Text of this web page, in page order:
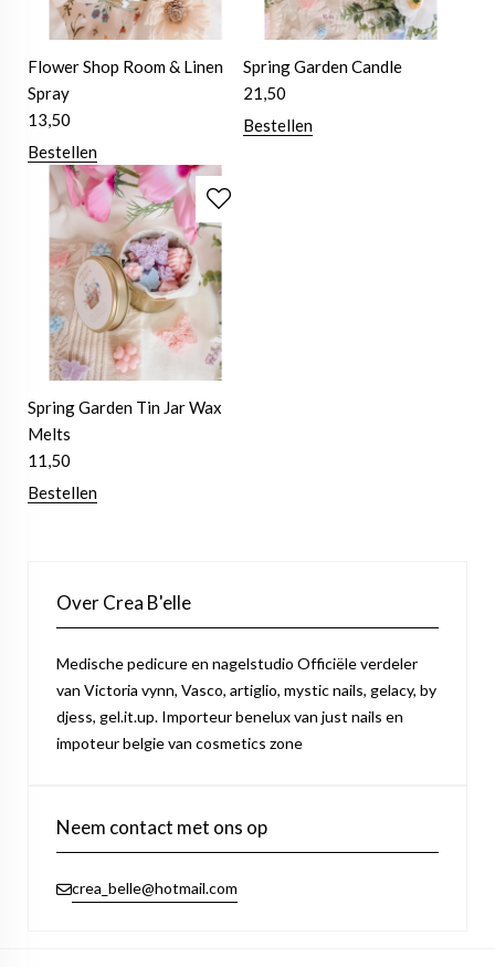
Flower Shop Room & Linen
Spray
13,50
Bestellen
Spring Garden Candle
21,50
Bestellen
Spring Garden Tin Jar Wax
Melts
11,50
Bestellen
Over Crea B'elle
Medische pedicure en nagelstudio Officiële verdeler
van Victoria vynn, Vasco, artiglio, mystic nails, gelacy, by
djess, gel.it.up. Importeur benelux van just nails en
impoteur belgie van cosmetics zone
Neem contact met ons op
crea_belle@hotmail.com